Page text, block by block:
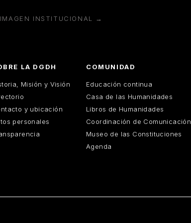
IMAGEN INSTITUCIONAL →
LA DGDH
Misión y Visión
y ubicación
personales
COMUNIDAD
Educación continua
Casa de las Humanidades
Libros de Humanidades
Coordinación de Comunicación
Museo de las Constituciones
Agenda